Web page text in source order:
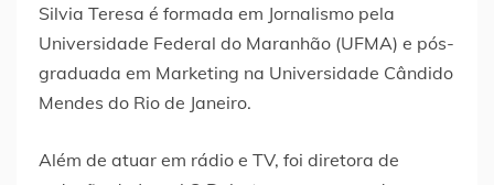
Silvia Teresa é formada em Jornalismo pela
Universidade Federal do Maranhão (UFMA) e pós-
graduada em Marketing na Universidade Cândido
Mendes do Rio de Janeiro.
Além de atuar em rádio e TV, foi diretora de